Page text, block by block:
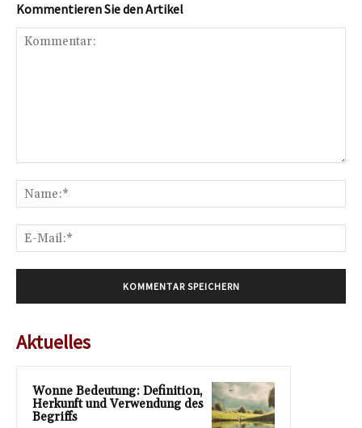
Kommentieren Sie den Artikel
Aktuelles
Wonne Bedeutung: Definition,
Herkunft und Verwendung des
Begriffs